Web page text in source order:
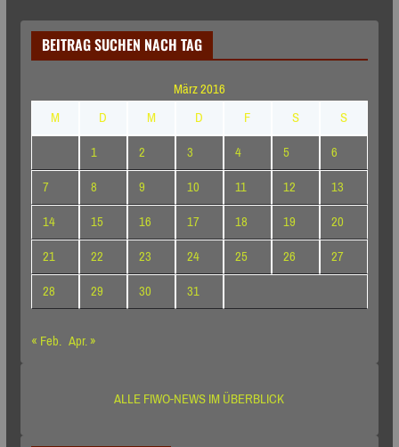
BEITRAG SUCHEN NACH TAG
März 2016
M
D M D F S
S
1
2 3 4 5
6
7
8 9 10 11 12
13
14
15 16 17 18 19
20
21
22 23 24 25 26
27
28
29 30
31
« Feb. Apr. »
ALLE FIWO-NEWS IM ÜBERBLICK